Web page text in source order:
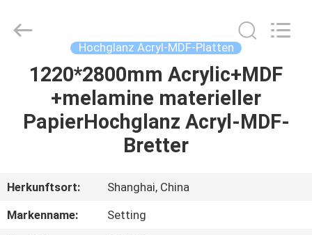
HAUS
PRODUKTE
UNS
Decorating
material
Reserved.
Hochglanz Acryl-MDF-Platten
1220*2800mm Acrylic+MDF
+melamine materieller
PapierHochglanz Acryl-MDF-
Bretter
Herkunftsort:
Shanghai, China
Markenname:
Setting